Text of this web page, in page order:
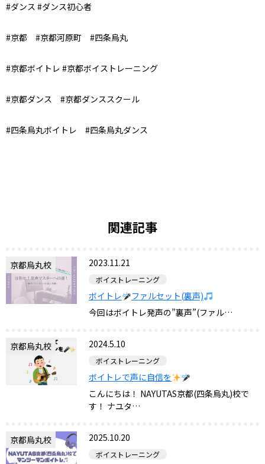
#ダンス #ダンス初心者
#京都 #京都河原町 #四条烏丸
#京都ボイトレ #京都ボイストレーニング
#京都ダンス #京都ダンススクール
#四条烏丸ボイトレ #四条烏丸ダンス
関連記事
京都烏丸校 2023.11.21
ボイストレーニング
ボイトレ
ファルセット(裏声)
今回はボイトレ発声の”裏声”(ファル…
京都烏丸校 2024.5.10
ボイストレーニング
ボイトレで声に自信を
こんにちは！ NAYUTAS京都(四条烏丸)校で
す！ ナユタ…
京都烏丸校 2025.10.20
ボイストレーニング